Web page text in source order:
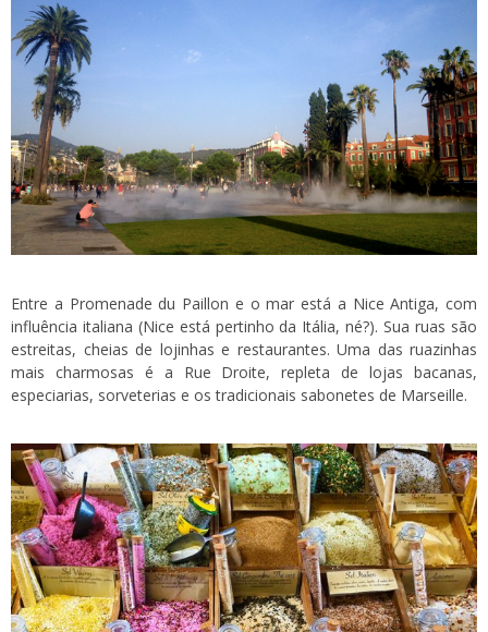
Entre a Promenade du Paillon e o mar está a Nice Antiga, com
influência italiana (Nice está pertinho da Itália, né?). Sua ruas são
estreitas, cheias de lojinhas e restaurantes. Uma das ruazinhas
mais charmosas é a Rue Droite, repleta de lojas bacanas,
especiarias, sorveterias e os tradicionais sabonetes de Marseille.